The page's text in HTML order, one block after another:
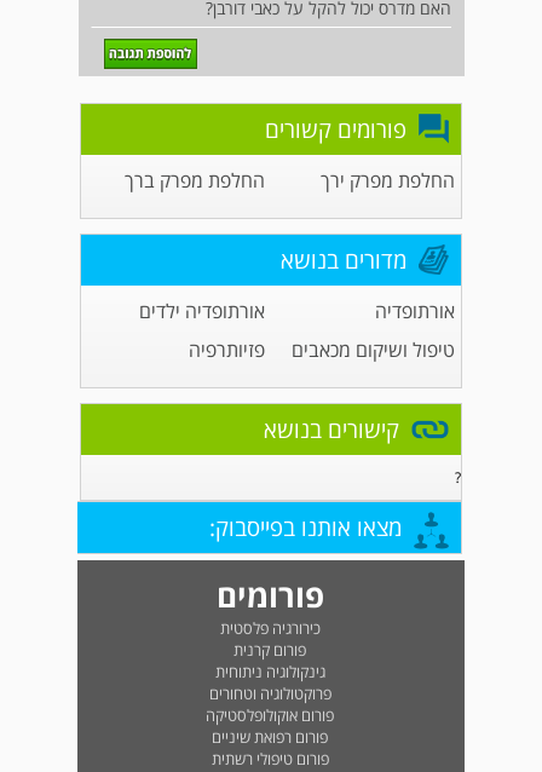
האם מדרס יכול להקל על כאבי דורבן?
פורומים קשורים
החלפת מפרק ירך החלפת מפרק ברך
מדורים בנושא
אורתופדיה
אורתופדיה ילדים
טיפול ושיקום מכאבים
פזיותרפיה
קישורים בנושא
?
מצאו אותנו בפייסבוק:
פורומים
כירורגיה פלסטית
פורום קרנית
גינקולוגיה ניתוחית
פרוקטולוגיה וטחורים
פורום אוקולופלסטיקה
פורום רפואת שיניים
פורום טיפולי רשתית